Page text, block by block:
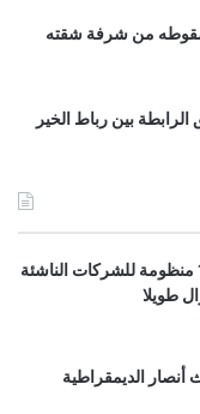
من شرفة شقته
بين رباط الخير
المغرب ضمن أفضل 100 منظومة للشركات الناشئة
طويلا
الديمقراطية